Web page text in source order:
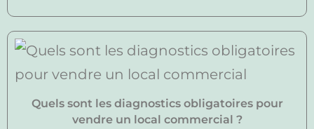
Quels sont les diagnostics obligatoires pour
vendre un local commercial ?